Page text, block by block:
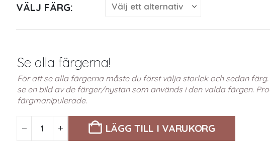
VÄLJ FÄRG
Se alla färgerna!
För att se alla färgerna måste du först välja storlek och sedan
se en bild av de färger/nystan som används i den valda färgen.
färgmanipulerade.
LÄGG TILL I VARUKORG